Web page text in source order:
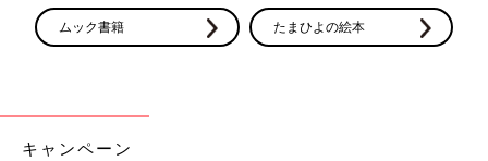
ムック書籍 たまひよの絵本
キャンペーン